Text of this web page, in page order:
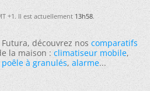
+1. Il est actuellement13h58.
découvrez noscomparatifs
la maison :climatiseur mobile,
poêle à granulés,alarme...